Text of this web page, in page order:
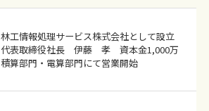
林工情報処理サービス株式会社として設立
代表取締役社長 伊藤 孝 資本金1,000万
積算部門・電算部門にて営業開始